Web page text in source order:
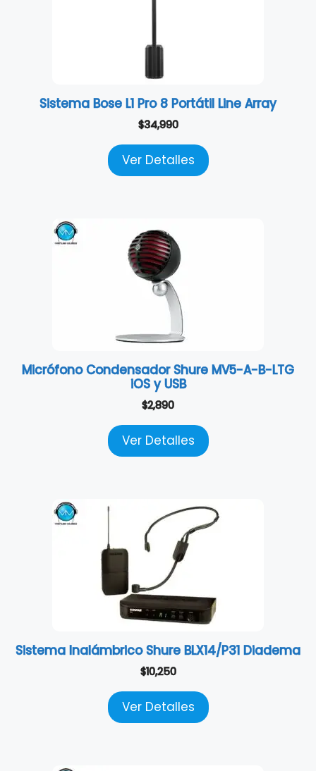
Sistema Bose L1 Pro 8 Portátil Line Array
$34,990
Ver Detalles
Micrófono Condensador Shure MV5-A-B-LTG
iOS y USB
$2,890
Ver Detalles
Sistema Inalámbrico Shure BLX14/P31 Diadema
$10,250
Ver Detalles